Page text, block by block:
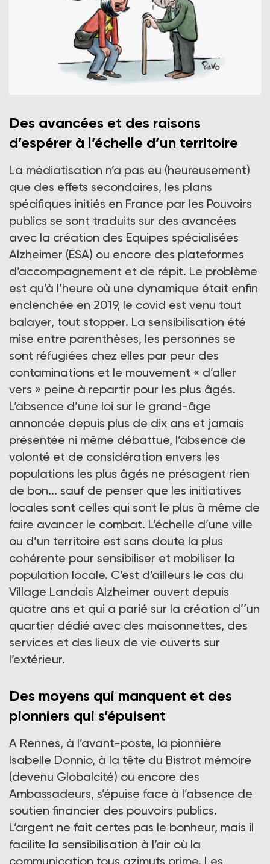
Crédit photo : Pavo
Des avancées et des raisons
d’espérer à l’échelle d’un territoire
La médiatisation n’a pas eu (heureusement)
que des effets secondaires, les plans
spécifiques initiés en France par les Pouvoirs
publics se sont traduits sur des avancées
avec la création des Equipes spécialisées
Alzheimer (ESA) ou encore des plateformes
d’accompagnement et de répit. Le problème
est qu’à l’heure où une dynamique était enfin
enclenchée en 2019, le covid est venu tout
balayer, tout stopper. La sensibilisation été
mise entre parenthèses, les personnes se
sont réfugiées chez elles par peur des
contaminations et le mouvement « d’aller
vers » peine à repartir pour les plus âgés.
L’absence d’une loi sur le grand-âge
annoncée depuis plus de dix ans et jamais
présentée ni même débattue, l’absence de
volonté et de considération envers les
populations les plus âgés ne présagent rien
de bon... sauf de penser que les initiatives
locales sont celles qui sont le plus à même de
faire avancer le combat. L’échelle d’une ville
ou d’un territoire est sans doute la plus
cohérente pour sensibiliser et mobiliser la
population locale. C’est d’ailleurs le cas du
Village Landais Alzheimer ouvert depuis
quatre ans et qui a parié sur la création d’’un
quartier dédié avec des maisonnettes, des
services et des lieux de vie ouverts sur
l’extérieur.
Des moyens qui manquent et des
pionniers qui s’épuisent
A Rennes, à l’avant-poste, la pionnière
Isabelle Donnio, à la tête du Bistrot mémoire
(devenu Globalcité) ou encore des
Ambassadeurs, s’épuise face à l’absence de
soutien financier des pouvoirs publics.
L’argent ne fait certes pas le bonheur, mais il
facilite la sensibilisation à l’air où la
communication tous azimuts prime. Les